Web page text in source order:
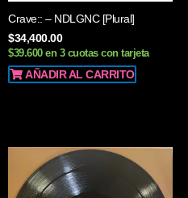
Crave:: – NDLGNC [Plural]
$34,400.00
$39.600 en 3 cuotas con tarjeta
AÑADIR AL CARRITO